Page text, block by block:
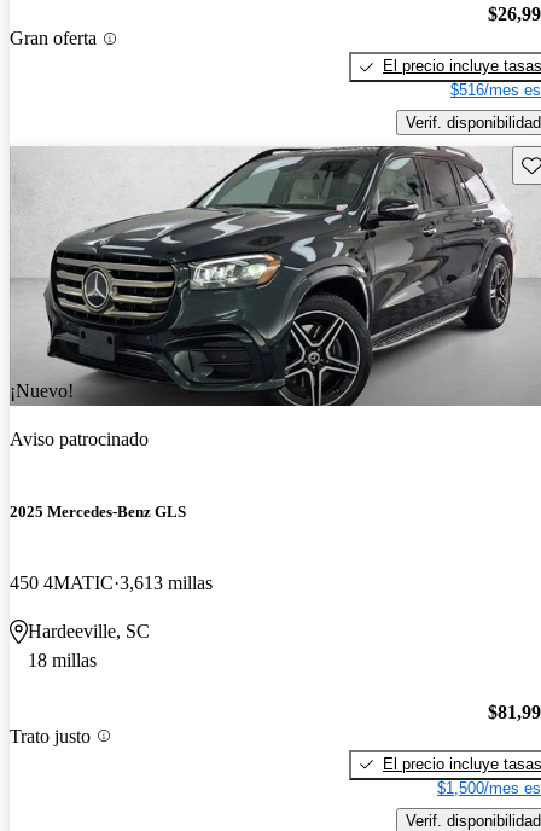
Gran oferta
El precio incluye tasas
$516/mes
Verif. disponibilidad
¡Nuevo!
Aviso patrocinado
2025 Mercedes-Benz GLS
450 4MATIC 3,613 millas
Hardeeville, SC
18 millas
Trato justo
El precio incluye tasas
$1,500/mes
Verif. disponibilidad